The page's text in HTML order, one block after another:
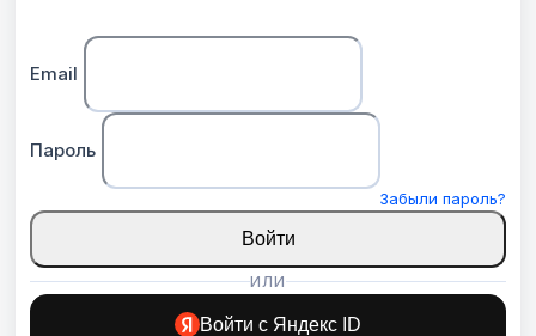
Email
Пароль
Забыли пароль?
Войти
ИЛИ
Войти с Яндекс ID